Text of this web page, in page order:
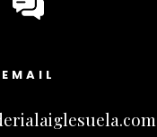
EMAIL